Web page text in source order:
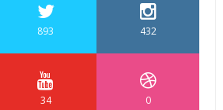
893 432
34 0